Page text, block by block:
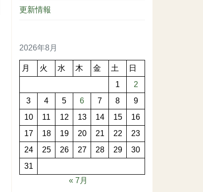
更新情報
2026年8月
月 火 水 木 金 土
日
1
2
3
4 5 6 7 8
9
10
11 12 13 14 15
16
17
18 19 20 21 22
23
24
25 26 27 28 29
30
31
« 7月